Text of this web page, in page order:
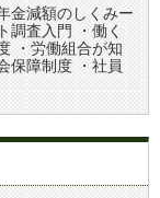
金減額のしくみー
調査入門 ・働く
・労働組合が知
保障制度 ・社員